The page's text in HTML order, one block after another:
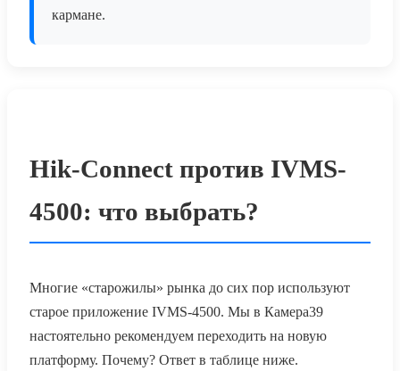
кармане.
Hik-Connect против IVMS-
4500: что выбрать?
Многие «старожилы» рынка до сих пор используют
старое приложение IVMS-4500. Мы в Камера39
настоятельно рекомендуем переходить на новую
платформу. Почему? Ответ в таблице ниже.